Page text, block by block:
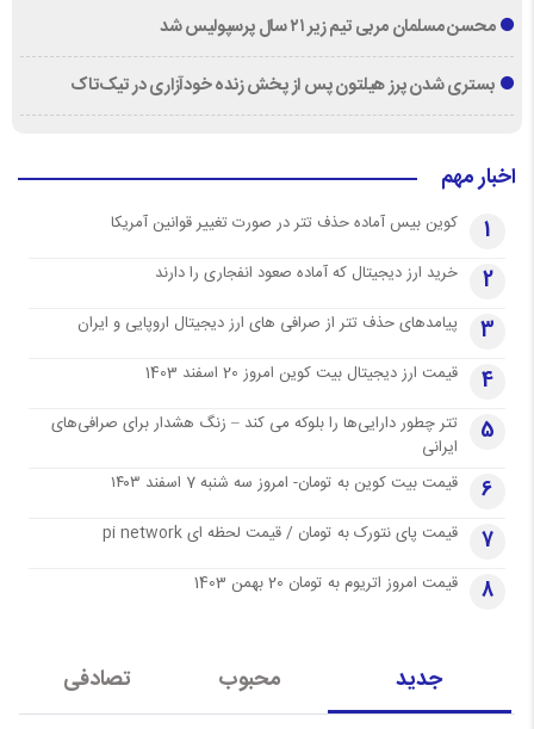
محسن مسلمان مربی تیم زیر ۲۱ سال پرسپولیس شد
بستری شدن پرز هیلتون پس از پخش زنده خودآزاری در تیک‌تاک
اخبار مهم
1 کوین بیس آماده حذف تتر در صورت تغییر قوانین آمریکا
2 خرید ارز دیجیتال که آماده صعود انفجاری را دارند
3 پیامدهای حذف تتر از صرافی های ارز دیجیتال اروپایی و ایران
4 قیمت ارز دیجیتال بیت کوین امروز 20 اسفند 1403
5
تتر چطور دارایی‌ها را بلوکه می کند – زنگ هشدار برای صرافی‌های
ایرانی
6 قیمت بیت کوین به تومان- امروز سه شنبه 7 اسفند ۱۴۰۳
7 قیمت پای نتورک به تومان / قیمت لحظه ای pi network
8 قیمت امروز اتریوم به تومان 20 بهمن 1403
جدید محبوب تصادفی